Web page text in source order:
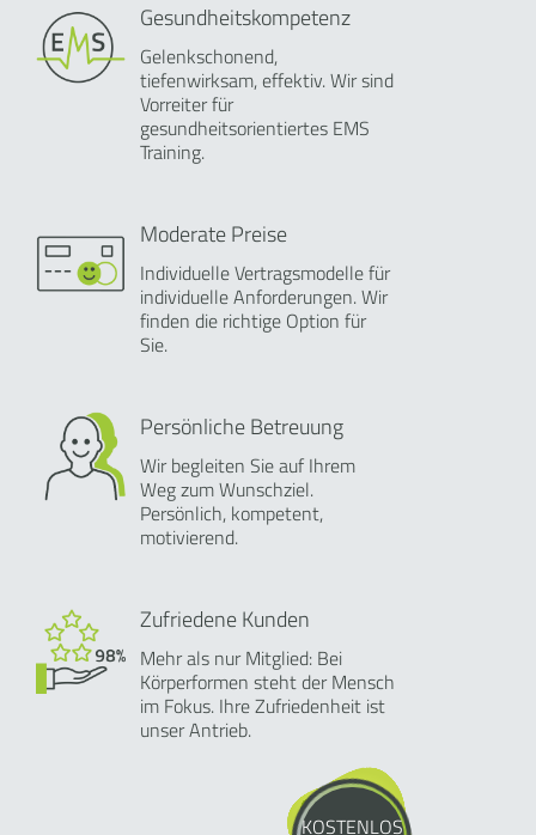
Gesundheitskompetenz
Gelenkschonend,
tiefenwirksam, effektiv. Wir sind
Vorreiter für
gesundheitsorientiertes EMS
Training.
Moderate Preise
Individuelle Vertragsmodelle für
individuelle Anforderungen. Wir
finden die richtige Option für
Sie.
Persönliche Betreuung
Wir begleiten Sie auf Ihrem
Weg zum Wunschziel.
Persönlich, kompetent,
motivierend.
Zufriedene Kunden
Mehr als nur Mitglied: Bei
Körperformen steht der Mensch
im Fokus. Ihre Zufriedenheit ist
unser Antrieb.
KOSTENLOS